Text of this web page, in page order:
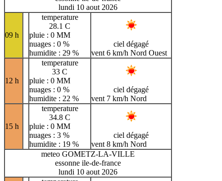
lundi 10 aout 2026
09 h
temperature
28.1 C
pluie : 0 MM
nuages : 0 %
humidite : 29 %
ciel dégagé
vent 6 km/h Nord Ouest
12 h
temperature
33 C
pluie : 0 MM
nuages : 0 %
humidite : 22 %
ciel dégagé
vent 7 km/h Nord
15 h
temperature
34.8 C
pluie : 0 MM
nuages : 3 %
humidite : 19 %
ciel dégagé
vent 8 km/h Nord
meteo GOMETZ-LA-VILLE
essonne ile-de-france
lundi 10 aout 2026